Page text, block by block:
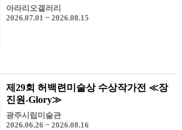
아라리오갤러리
2026.07.01 ~ 2026.08.15
제29회 허백련미술상 수상작가전 ≪장
진원-Glory≫
광주시립미술관
2026.06.26 ~ 2026.08.16